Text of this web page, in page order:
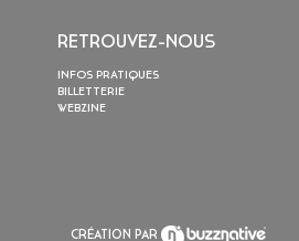
RETROUVEZ-NOUS
INFOS PRATIQUES
BILLETTERIE
WEBZINE
CRÉATION PAR